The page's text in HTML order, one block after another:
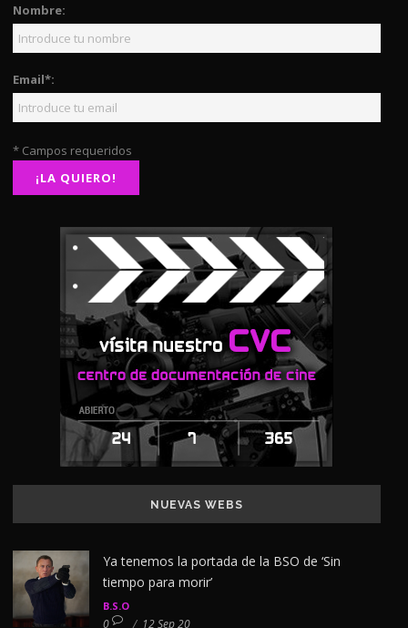
Nombre:
Email*:
* Campos requeridos
NUEVAS WEBS
Ya tenemos la portada de la BSO de ‘Sin
tiempo para morir’
B.S.O
0 / 12 Sep 20